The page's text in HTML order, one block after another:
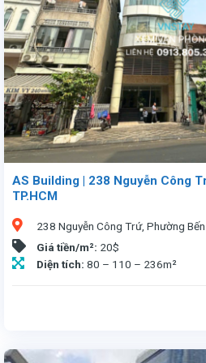
AS Building | 238 Nguyễn Công
TP.HCM
238 Nguyễn Công Trứ, Phường Bến
Giá tiền/m²: 20$
Diện tích: 80 – 110 – 236m²